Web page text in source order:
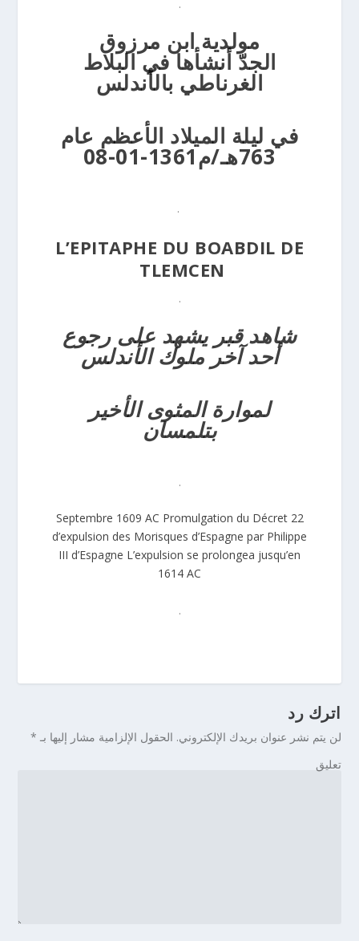
.
مولدية ابن مرزوق
الجدّأنشأها في البلاط
الغرناطي بالأندلس
في ليلة الميلاد الأعظم عام
763هـ/م1361-01-08
.
L’EPITAPHE DU BOABDIL DE
TLEMCEN
.
شاهد قبر يشهد على رجوع
أحد آخر ملوك الأندلس
لموارة المثوى الأخير
بتلمسان
.
22 Septembre 1609 AC Promulgation du Décret
d’expulsion des Morisques d’Espagne par Philippe
III d’Espagne L’expulsion se prolongea jusqu’en
1614 AC
.
اترك رد
لن يتم نشر عنوان بريدك الإلكتروني. الحقول الإلزامية مشار إليها بـ *
تعليق